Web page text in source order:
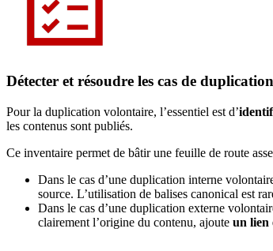
Détecter et résoudre les cas de
Pour la duplication volontaire, l’essentiel est d’
les contenus sont publiés.
Ce inventaire permet de bâtir une feuille de route
Dans le cas d’une duplication interne
source. L’utilisation de balises canonical est
Dans le cas d’une duplication externe
clairement l’origine du contenu, ajoute un lien